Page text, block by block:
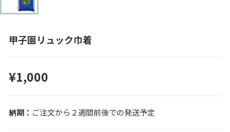
甲子園リュック巾着
¥1,000
ご注文から２週間前後での発送予定